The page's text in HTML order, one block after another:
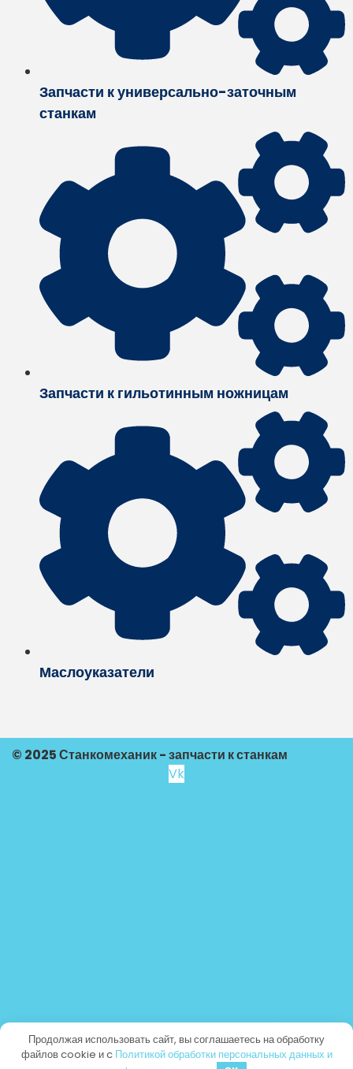
Запчасти к универсально-заточным
станкам
Запчасти к гильотинным ножницам
Маслоуказатели
© 2025 Станкомеханик - запчасти к станкам
Vk
Продолжая использовать сайт, вы соглашаетесь на обработку
файлов cookie и c Политикой обработки персональных данных и